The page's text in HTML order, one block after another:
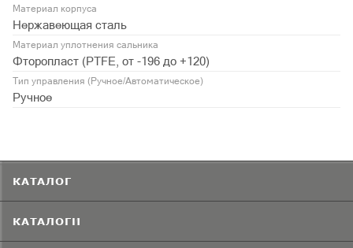
Материал корпуса
Нержавеющая сталь
Материал уплотнения сальника
Фторопласт (PTFE, от -196 до +120)
Тип управления (Ручное/Автоматическое)
Ручное
КАТАЛОГ
КАТАЛОГИ